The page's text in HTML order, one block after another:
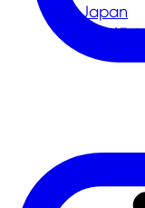
Japan
取り組